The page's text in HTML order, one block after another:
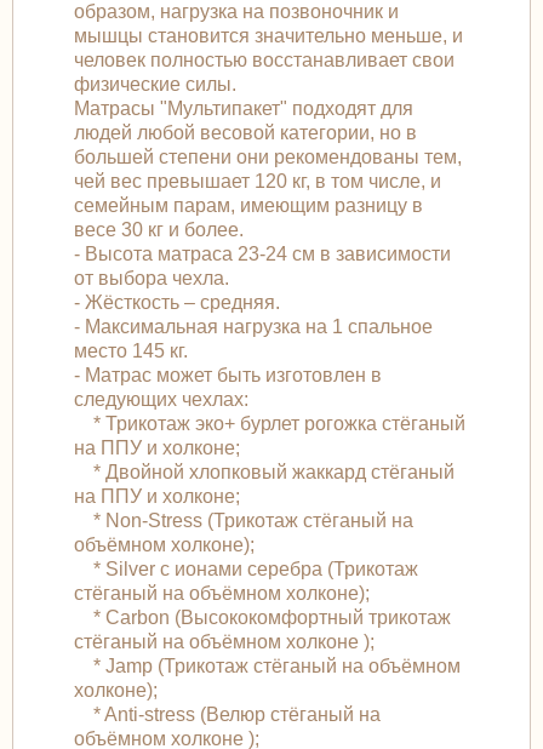
образом, нагрузка на позвоночник и
мышцы становится значительно меньше, и
человек полностью восстанавливает свои
физические силы.
Матрасы "Мультипакет" подходят для
людей любой весовой категории, но в
большей степени они рекомендованы тем,
чей вес превышает 120 кг, в том числе, и
семейным парам, имеющим разницу в
весе 30 кг и более.
- Высота матраса 23-24 см в зависимости
от выбора чехла.
- Жёсткость – средняя.
- Максимальная нагрузка на 1 спальное
место 145 кг.
- Матрас может быть изготовлен в
следующих чехлах:
* Трикотаж эко+ бурлет рогожка стёганый
на ППУ и холконе;
* Двойной хлопковый жаккард стёганый
на ППУ и холконе;
* Non-Stress (Трикотаж стёганый на
объёмном холконе);
* Silver с ионами серебра (Трикотаж
стёганый на объёмном холконе);
* Carbon (Высококомфортный трикотаж
стёганый на объёмном холконе );
* Jamp (Трикотаж стёганый на объёмном
холконе);
* Anti-stress (Велюр стёганый на
объёмном холконе );